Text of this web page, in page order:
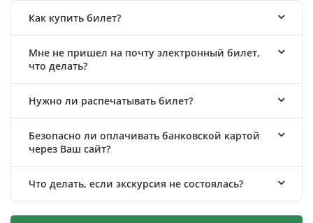
Как купить билет?
Мне не пришел на почту электронный билет,
что делать?
Нужно ли распечатывать билет?
Безопасно ли оплачивать банковской картой
через Ваш сайт?
Что делать, если экскурсия не состоялась?